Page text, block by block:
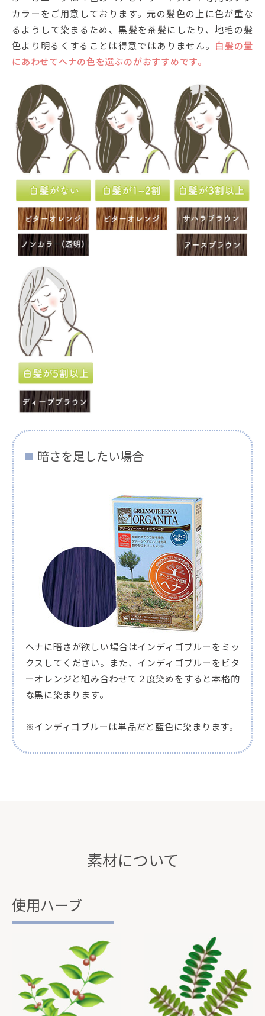
カラーをご用意しております。元の髪色の上に色が重な
るようして染まるため、黒髪を茶髪にしたり、地毛の髪
色より明るくすることは得意ではありません。 白髪の量
にあわせてヘナの色を選ぶのがおすすめです。
暗さを足したい場合
ヘナに暗さが欲しい場合はインディゴブルーをミッ
クスしてください。また、インディゴブルーをビタ
ーオレンジと組み合わせて２度染めをすると本格的
な黒に染まります。
※インディゴブルーは単品だと藍色に染まります。
素材について
使用ハーブ